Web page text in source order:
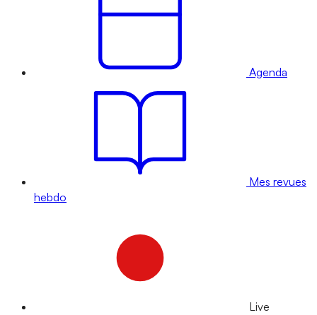
Agenda
Mes revues
hebdo
Live